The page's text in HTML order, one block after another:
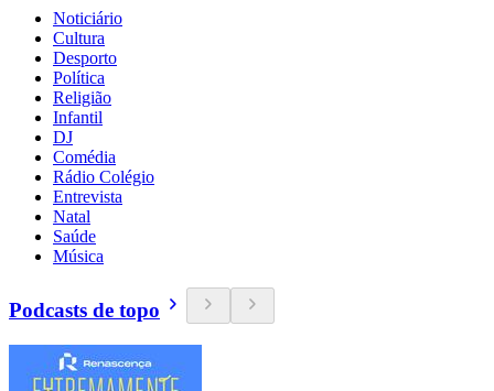
Noticiário
Cultura
Desporto
Política
Religião
Infantil
DJ
Comédia
Rádio Colégio
Entrevista
Natal
Saúde
Música
Podcasts de topo